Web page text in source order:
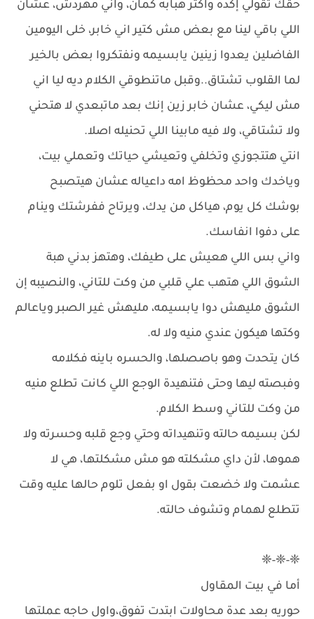
حقك تقولي إكده واكتر هبابه كمان، واني مهردش، عشان
اللي باقي لينا مع بعض مش كتير اني خابر، خلى اليومين
الفاضلين يعدوا زينين يابسيمه ونفتكروا بعض بالخير
لما القلوب تشتاق..وقبل ماتنطوقي الكلام ديه ليا اني
مش ليكي، عشان خابر زين إنك بعد ماتبعدي لا هتحني
ولا تشتاقي، ولا فيه مابينا اللي تحنيله اصلا.
انتي هتتجوزي وتخلفي وتعيشي حياتك وتعملي بيت،
وياخدك واحد محظوظ امه داعياله عشان هيتصبح
بوشك كل يوم، هياكل من يدك، ويرتاح ففرشتك وينام
على دفوا انفاسك.
واني بس اللي هعيش على طيفك، وهتهز بدني هبة
الشوق اللي هتهب علي قلبي من وكت للتاني، والنصيبه إن
الشوق مليهش دوا يابسيمه، مليهش غير الصبر وياعالم
وكتها هيكون عندي منيه ولا له.
كان يتحدت وهو باصصلها، والحسره باينه فكلامه
وفبصته ليها وحتى فتنهيدة الوجع اللي كانت تطلع منيه
من وكت للتاني وسط الكلام.
لكن بسيمه حالته وتنهيداته وحتي وجع قلبه وحسرته ولا
هموها، لأن داي مشكلته هو مش مشكلتها، هي لا
عشمت ولا خضعت بقول او بفعل تلوم حالها عليه وقت
تتطلع لهمام وتشوف حالته.
❈-❈-❈
أما في بيت المقاول
حوريه بعد عدة محاولات ابتدت تفوق،واول حاجه عملتها